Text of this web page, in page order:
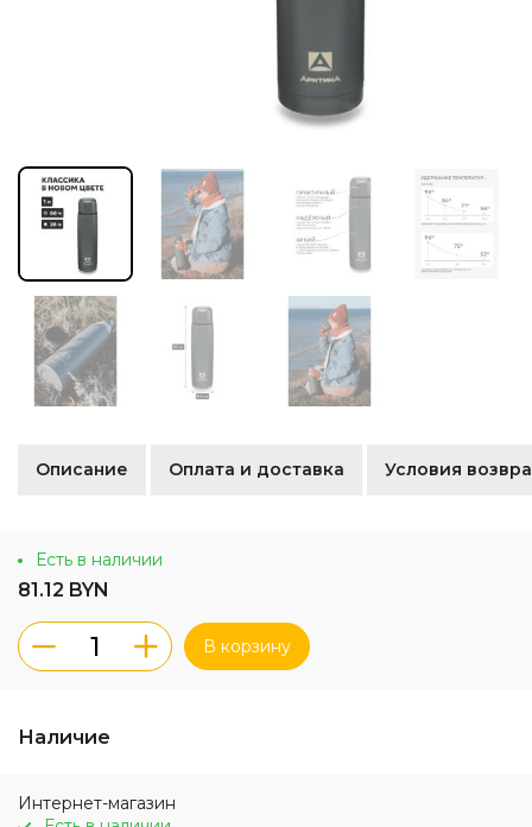
Описание Оплата и доставка Условия
Есть в наличии
81.12 BYN
В корзину
Наличие
Интернет-магазин